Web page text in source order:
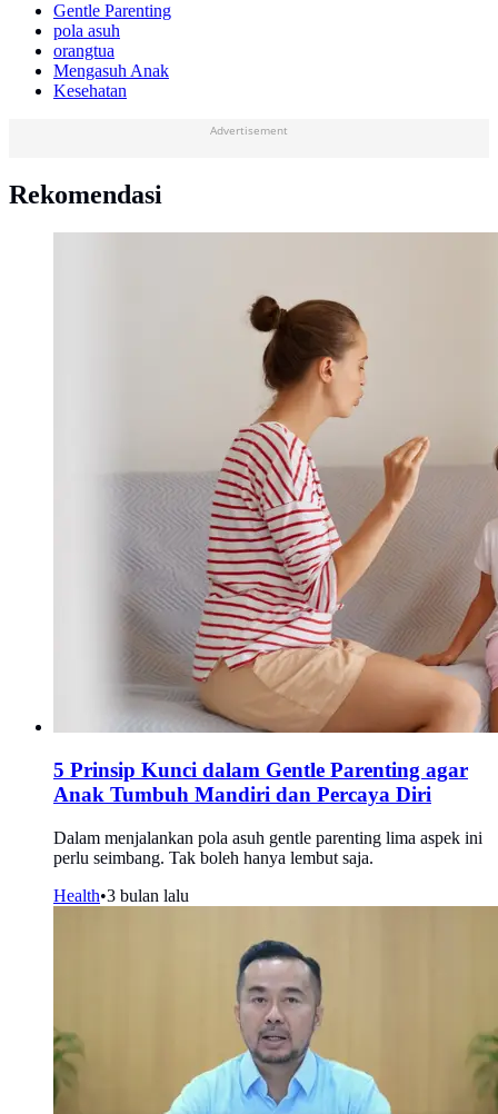
Gentle Parenting
pola asuh
orangtua
Mengasuh Anak
Kesehatan
Advertisement
Rekomendasi
5 Prinsip Kunci dalam Gentle Parenting agar
Anak Tumbuh Mandiri dan Percaya Diri
Dalam menjalankan pola asuh gentle parenting lima aspek ini
perlu seimbang. Tak boleh hanya lembut saja.
Health•3 bulan lalu